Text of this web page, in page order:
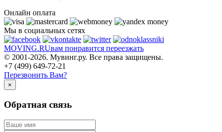
Онлайн оплата
Мы в социальных сетях
MOVING.RUвам понравится переезжать
© 2001-2026. Мувинг.ру. Все права защищены.
+7 (499) 649-72-21
Перезвонить Вам?
×
Обратная связь